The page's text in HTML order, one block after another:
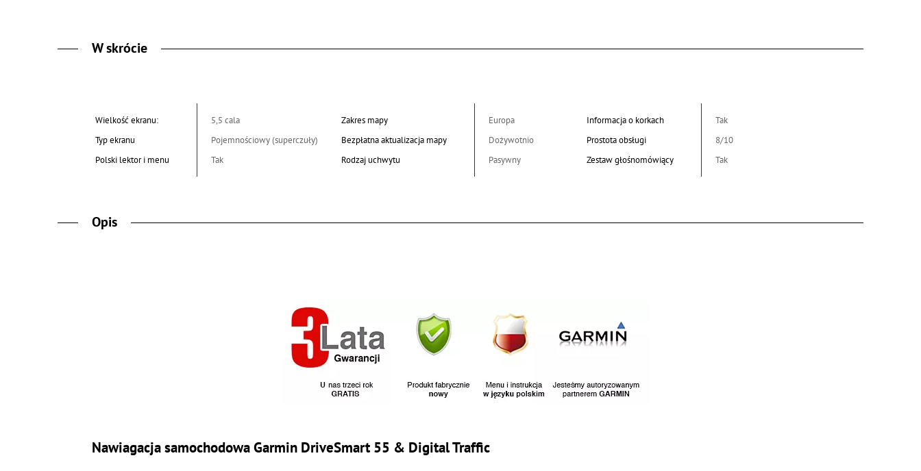
W skrócie
Wielkość ekranu:
5,5 cala
Typ ekranu
Pojemnościowy (superczuły)
Polski lektor i menu
Tak
Zakres mapy
Europa
Bezpłatna aktualizacja mapy
Dożywotnio
Rodzaj uchwytu
Pasywny
Informacja o korkach
Tak
Prostota obsługi
8/10
Zestaw głośnomówiący
Tak
Opis
Nawiagacja samochodowa Garmin DriveSmart 55 & Digital Traffic